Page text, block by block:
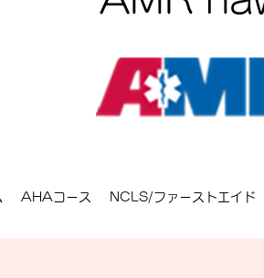
AHAコース NCLS/ファーストエイド